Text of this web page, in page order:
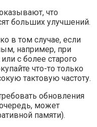
что
больших улучшений.
в том случае, если
например, при
с более старого
что-то только
тактовую частоту.
обновления
может
памяти).